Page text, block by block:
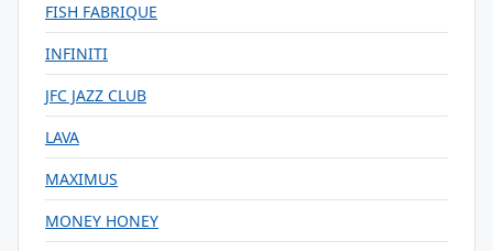
FISH FABRIQUE
INFINITI
JFC JAZZ CLUB
LAVA
MAXIMUS
MONEY HONEY